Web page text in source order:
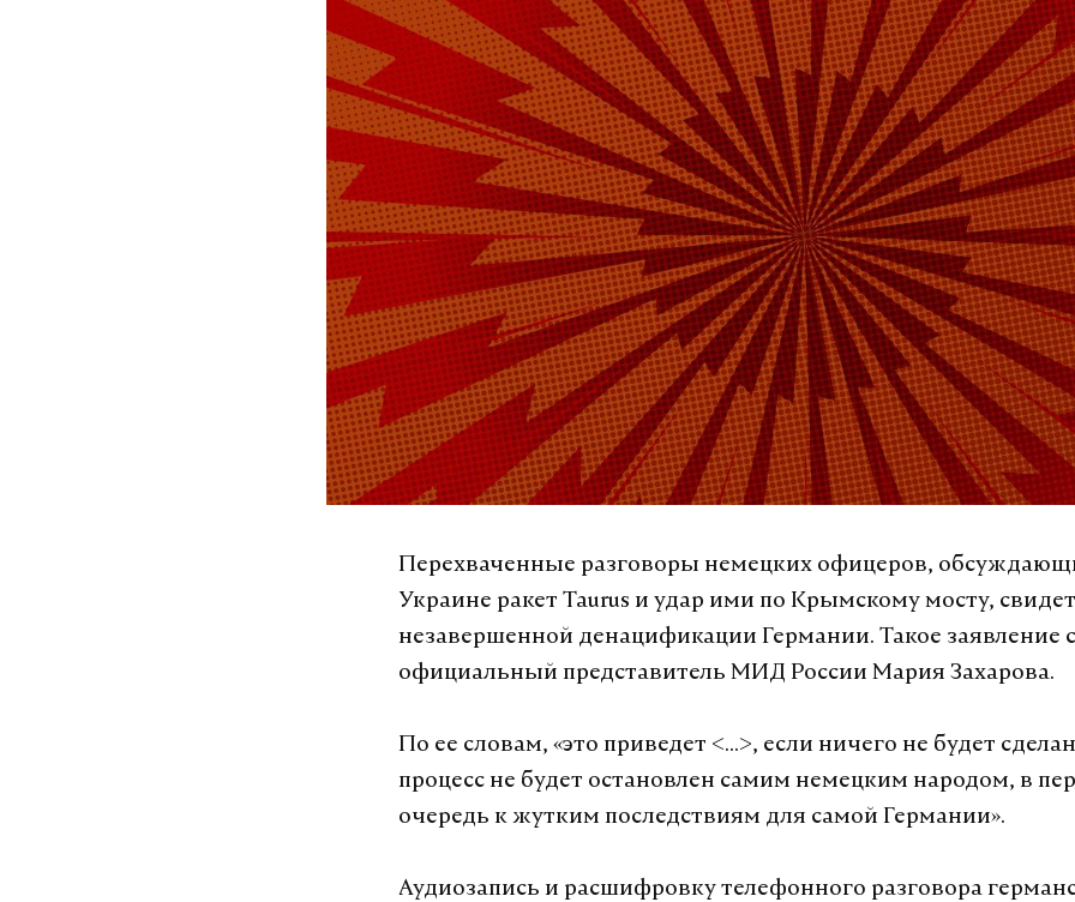
Перехваченные разговоры немецких офицеров,
Украине ракет Taurus и удар ими по Крымскому мосту,
незавершенной денацификации Германии. Такое заявление
официальный представитель МИД России Мария Захарова.
По ее словам, «это приведет <...>, если ничего не будет
процесс не будет остановлен самим немецким народом, в
очередь к жутким последствиям для самой Германии».
Аудиозапись и расшифровку телефонного разговора